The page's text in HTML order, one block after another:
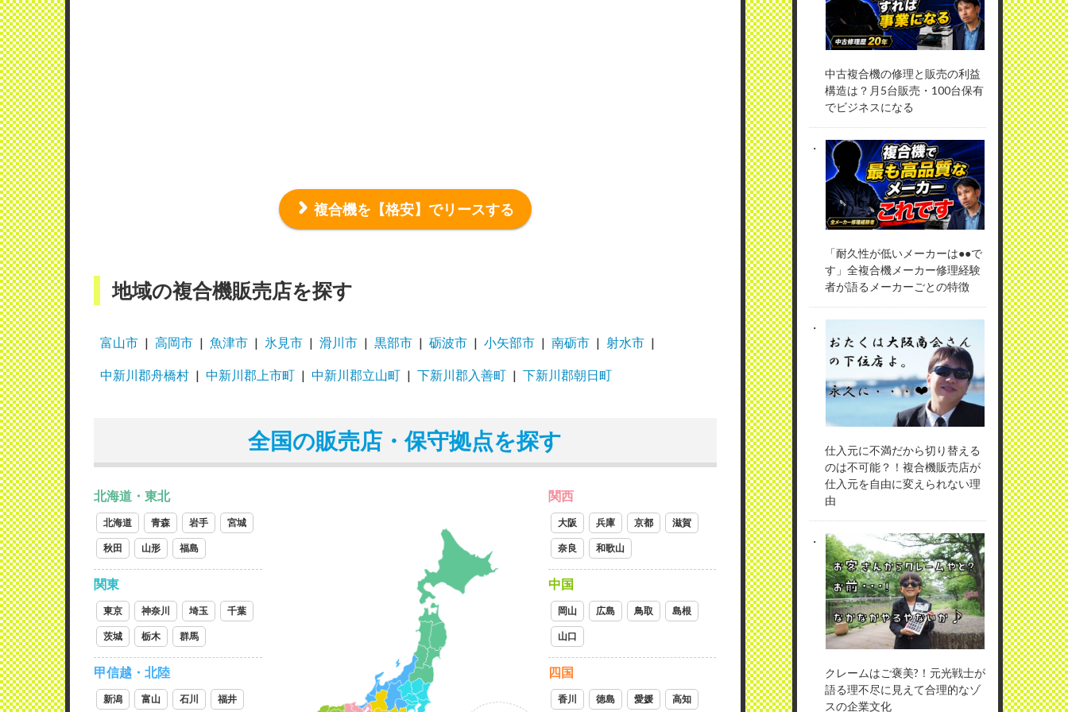
複合機を【格安】でリースする
地域の複合機販売店を探す
富山市 高岡市 魚津市 氷見市 滑川市 黒部市 砺波市 小矢部市 南砺市 射水市
中新川郡舟橋村 中新川郡上市町 中新川郡立山町 下新川郡入善町 下新川郡朝日町
全国の販売店・保守拠点を探す
北海道・東北
北海道 青森 岩手 宮城
秋田 山形 福島
関東
東京 神奈川 埼玉 千葉
茨城 栃木 群馬
甲信越・北陸
新潟 富山 石川 福井
関西
大阪 兵庫 京都 滋賀
奈良 和歌山
中国
岡山 広島 鳥取 島根
山口
四国
香川 徳島 愛媛 高知
中古複合機の修理と販売の利益
構造は？月5台販売・100台保有
でビジネスになる
「耐久性が低いメーカーは●●で
す」全複合機メーカー修理経験
者が語るメーカーごとの特徴
仕入元に不満だから切り替える
のは不可能？！複合機販売店が
仕入元を自由に変えられない理
由
クレームはご褒美?！元光戦士が
語る理不尽に見えて合理的なゾ
スの企業文化